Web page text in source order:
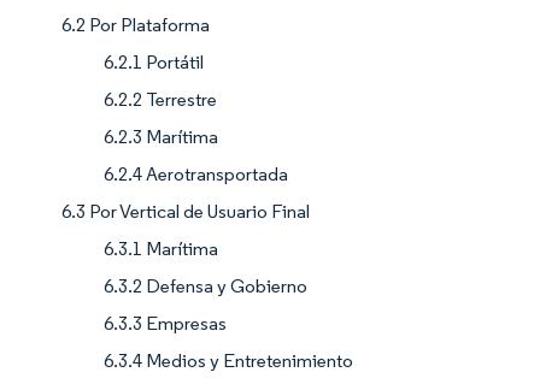
6.2 Por Plataforma
6.2.1 Portátil
6.2.2 Terrestre
6.2.3 Marítima
6.2.4 Aerotransportada
6.3 Por Vertical de Usuario Final
6.3.1 Marítima
6.3.2 Defensa y Gobierno
6.3.3 Empresas
6.3.4 Medios y Entretenimiento